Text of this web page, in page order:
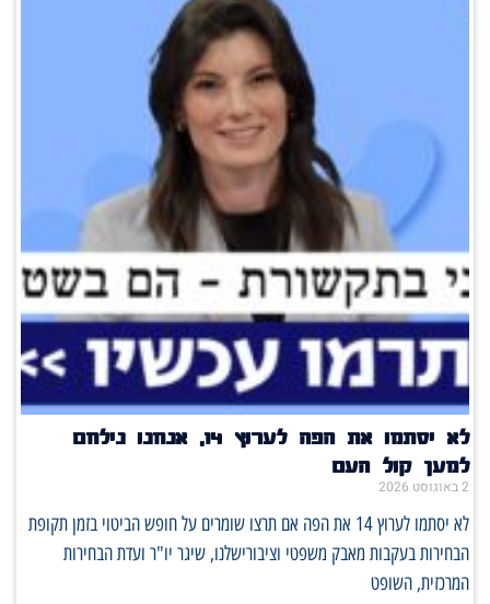
לא יסתמו את הפה לערוץ 14, אנחנו נילחם
למען קול העם
2 באוגוסט 2026
לא יסתמו לערוץ 14 את הפה אם תרצו שומרים על חופש הביטוי בזמן תקופת
הבחירות בעקבות מאבק משפטי וציבורישלנו, שיגר יו"ר ועדת הבחירות
המרכזית, השופט